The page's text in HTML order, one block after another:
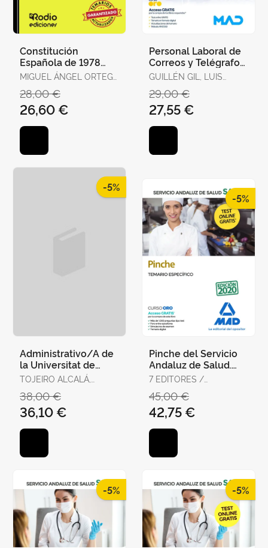
Constitución
Española de 1978
para Oposiciones.
Test Ordenados por
Artículos, Re
MIGUEL ÁNGEL ORTEGA
28,00 €
26,60 €
Personal Laboral de
Correos y Telégrafos.
Temario Volumen 1
GUILLÉN GIL, LUIS
DE CATALUNYA /
GUILLEN DIAZ,
LOURDES ALEJANDRA
29,00 €
27,55 €
-5%
Administrativo/A de
la Universitat de
València. Temario,
Test y Supuestos
Prácti
TOJEIRO ALCALÁ,
38,00 €
36,10 €
-5%
Pinche del Servicio
Andaluz de Salud.
Temario Específico
7 EDITORES /
JOSÉ MANUEL /
SERRANO BARCENA,
ANA MARÍA /
GONZÁLEZ CABALLERO,
45,00 €
42,75 €
-5% -5%